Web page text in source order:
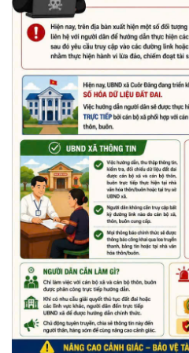
(29/05/2026)
Nhiệt liệt chào mừng Ngày Khoa
sáng tạo Việt Nam 18/5"
(15/05/2026)
Chương trình đối thoại giữa lãnh
thiếu nhi trên địa bàn xã năm 2026
(14/05/2026)
Chương trình kỷ niệm 85 năm
Minh (15/05/1941 – 15/05/2026)
sinh Chủ tịch Hồ Chí Minh (19/
(14/05/2026)
Thông báo tiếp nhận phản ánh,
hành chính
(07/08/2026)